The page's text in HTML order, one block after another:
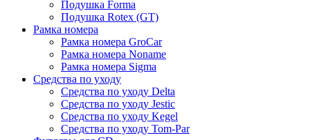
Подушка Forma
Подушка Rotex (GT)
Рамка номера
Рамка номера GroCar
Рамка номера Noname
Рамка номера Sigma
Средства по уходу
Средства по уходу Delta
Средства по уходу Jestic
Средства по уходу Kegel
Средства по уходу Tom-Par